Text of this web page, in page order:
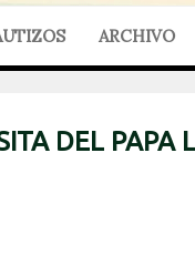
ARCHIVO
DEL PAPA